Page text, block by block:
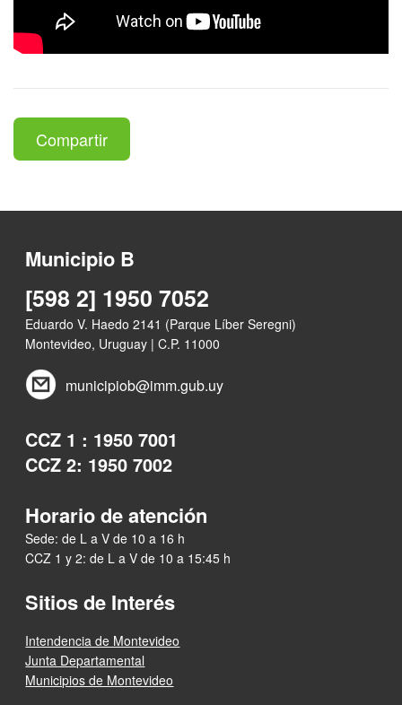
Compartir
Municipio B
[598 2] 1950 7052
Eduardo V. Haedo 2141 (Parque Líber Seregni)
Montevideo, Uruguay | C.P. 11000
municipiob@imm.gub.uy
CCZ 1 : 1950 7001
CCZ 2: 1950 7002
Horario de atención
Sede: de L a V de 10 a 16 h
CCZ 1 y 2: de L a V de 10 a 15:45 h
Sitios de Interés
Intendencia de Montevideo
Junta Departamental
Municipios de Montevideo